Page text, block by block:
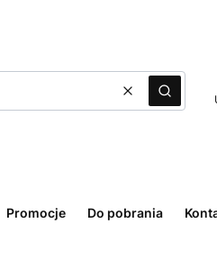
WyczyśćSzukaj
Promocje Do pobrania